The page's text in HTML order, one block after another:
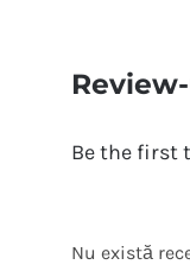
Be the first
Nu există